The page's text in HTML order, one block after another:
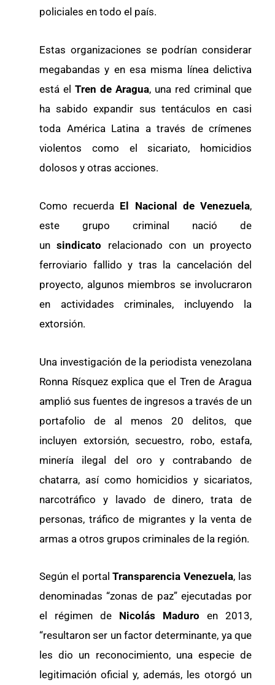
policiales en todo el país.
Estas organizaciones se podrían considerar
megabandas y en esa misma línea delictiva
está el Tren de Aragua, una red criminal que
ha sabido expandir sus tentáculos en casi
toda América Latina a través de crímenes
violentos como el sicariato, homicidios
dolosos y otras acciones.
Como recuerda El Nacional de Venezuela,
este grupo criminal nació de
unsindicato relacionado con un proyecto
ferroviario fallido y tras la cancelación del
proyecto, algunos miembros se involucraron
en actividades criminales, incluyendo la
extorsión.
Una investigación de la periodista venezolana
Ronna Rísquez explica que el Tren de Aragua
amplió sus fuentes de ingresos a través de un
portafolio de al menos 20 delitos, que
incluyen extorsión, secuestro, robo, estafa,
minería ilegal del oro y contrabando de
chatarra, así como homicidios y sicariatos,
narcotráfico y lavado de dinero, trata de
personas, tráfico de migrantes y la venta de
armas a otros grupos criminales de la región.
Según el portalTransparencia Venezuela, las
denominadas “zonas de paz” ejecutadas por
el régimen de Nicolás Maduro en 2013,
“resultaron ser un factor determinante, ya que
les dio un reconocimiento, una especie de
legitimación oficial y, además, les otorgó un